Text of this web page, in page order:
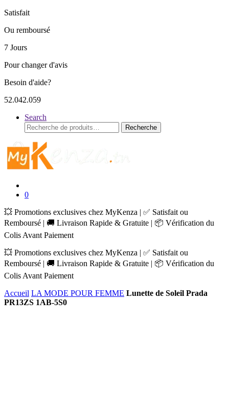
Satisfait
Ou remboursé
7 Jours
Pour changer d'avis
Besoin d'aide?
52.042.059
Search
Recherche
pour :
Recherche
0
💥 Promotions exclusives chez MyKenza | ✅ Satisfait ou
Remboursé | 🚚 Livraison Rapide & Gratuite | 📦 Vérification du
Colis Avant Paiement
💥 Promotions exclusives chez MyKenza | ✅ Satisfait ou
Remboursé | 🚚 Livraison Rapide & Gratuite | 📦 Vérification du
Colis Avant Paiement
Accueil LA MODE POUR FEMME Lunette de Soleil Prada
PR13ZS 1AB-5S0